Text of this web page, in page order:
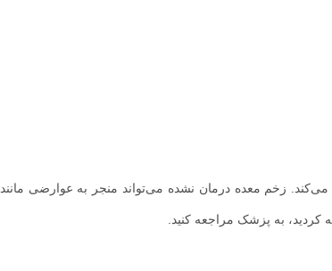
زخم معده درمان نشده می‌تواند منجر به عوارضی
کردید، به پزشک مراجعه کنید.